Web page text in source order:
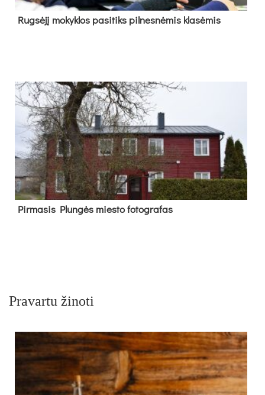
Rug­sė­jį mo­kyk­los pa­si­tiks pil­nes­nė­mis kla­sė­mis
Pir­ma­sis Plun­gės mies­to fo­tog­ra­fas
Pravartu žinoti